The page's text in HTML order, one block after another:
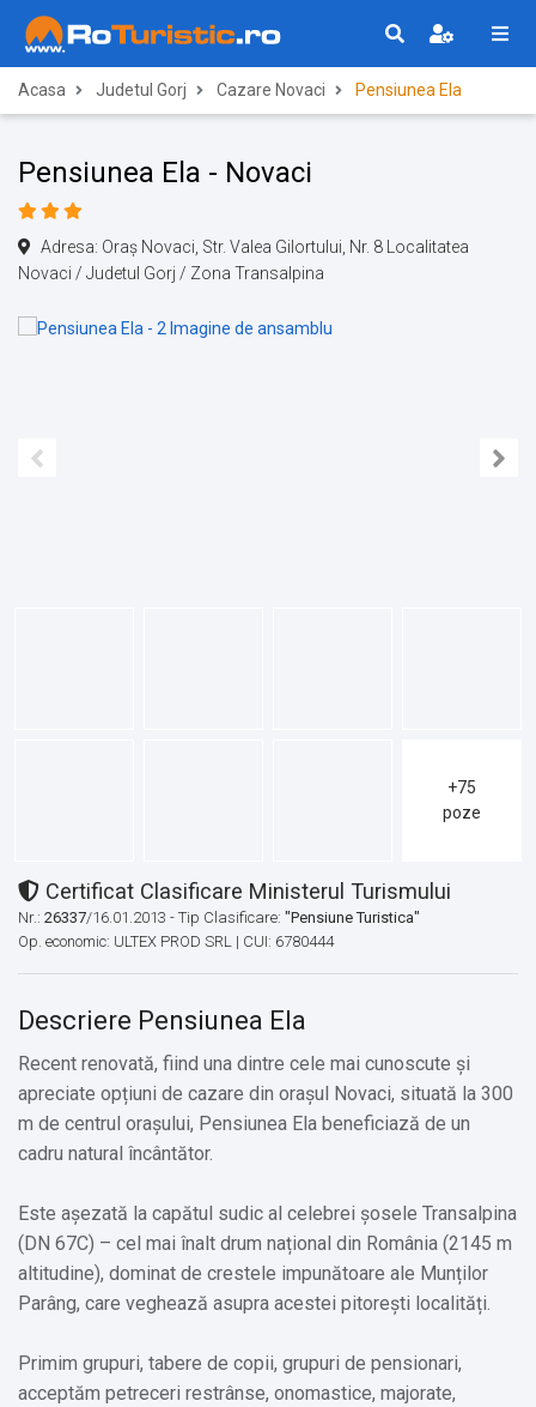
Acasa Judetul Gorj Cazare Novaci Pensiunea Ela
Pensiunea Ela - Novaci
Adresa: Oraş Novaci, Str. Valea Gilortului, Nr. 8 Localitatea
Novaci / Judetul Gorj / Zona Transalpina
+75
poze
Certificat Clasificare Ministerul Turismului
Nr.: 26337/16.01.2013 - Tip Clasificare: "Pensiune Turistica"
Op. economic: ULTEX PROD SRL | CUI: 6780444
Descriere Pensiunea Ela
Recent renovată, fiind una dintre cele mai cunoscute și
apreciate opțiuni de cazare din orașul Novaci, situată la 300
m de centrul orașului, Pensiunea Ela beneficiază de un
cadru natural încântător.
Este așezată la capătul sudic al celebrei șosele Transalpina
(DN 67C) – cel mai înalt drum național din România (2145 m
altitudine), dominat de crestele impunătoare ale Munților
Parâng, care veghează asupra acestei pitorești localități.
Primim grupuri, tabere de copii, grupuri de pensionari,
acceptăm petreceri restrânse, onomastice, majorate,